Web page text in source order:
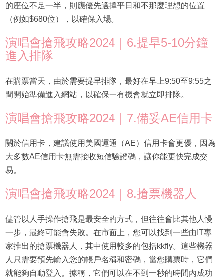
的座位不足一半，則應優先選擇平日和不那麼理想的位置
（例如$680位），以確保入場。
演唱會搶飛攻略2024｜6.提早5-10分鐘
進入排隊
在購票當天，由於需要提早排隊，最好在早上9:50至9:55之
間開始準備進入網站，以確保一有機會就立即排隊。
演唱會搶飛攻略2024｜7.備妥AE信用卡
關於信用卡，建議使用美國運通（AE）信用卡會更優，因為
大多數AE信用卡無需接收短信驗證碼，讓你能更快完成交
易。
演唱會搶飛攻略2024｜8.搶票機器人
儘管以人手操作搶飛是最安全的方式，但往往會比其他人慢
一步，最終可能會失敗。在市面上，您可以找到一些由IT專
家推出的搶票機器人，其中使用較多的包括kkfly。這些機器
人只需要預先輸入您的帳戶名稱和密碼，當您購票時，它們
就能夠自動登入。據稱，它們可以在不到一秒的時間內成功